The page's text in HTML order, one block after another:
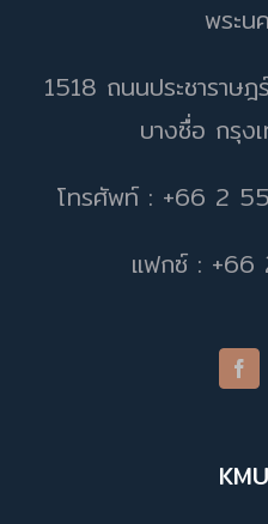
พระน
1518 ถนนประชาราษ
บางซื่อ กรุ
โทรศัพท์ : +66 2
แฟกซ์ :